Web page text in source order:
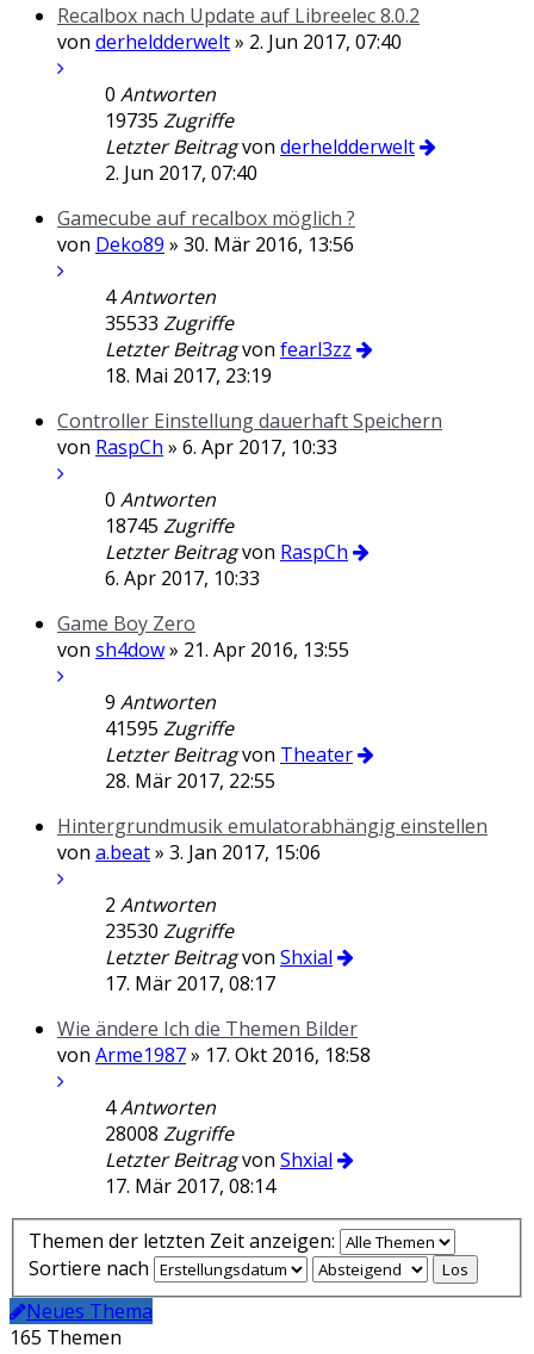
Recalbox nach Update auf Libreelec 8.0.2
von derheldderwelt» 2. Jun 2017, 07:40
0 Antworten
19735 Zugriffe
Letzter Beitragvon derheldderwelt
2. Jun 2017, 07:40
Gamecube auf recalbox möglich ?
von Deko89 » 30. Mär 2016, 13:56
4Antworten
35533 Zugriffe
Letzter Beitragvon fearl3zz
18. Mai 2017, 23:19
Controller Einstellung dauerhaft Speichern
von RaspCh » 6. Apr 2017, 10:33
0 Antworten
18745 Zugriffe
Letzter Beitragvon RaspCh
6. Apr 2017, 10:33
Game Boy Zero
von sh4dow» 21. Apr 2016, 13:55
9 Antworten
41595 Zugriffe
Letzter Beitragvon Theater
28. Mär 2017, 22:55
Hintergrundmusik emulatorabhängig einstellen
von a.beat» 3. Jan 2017, 15:06
2 Antworten
23530 Zugriffe
Letzter Beitragvon Shxial
17. Mär 2017, 08:17
Wie ändere Ich die Themen Bilder
von Arme1987» 17. Okt 2016, 18:58
4Antworten
28008 Zugriffe
Letzter Beitragvon Shxial
17. Mär 2017, 08:14
Themen der letzten Zeit anzeigen:
Sortiere nach
Neues Thema
165 Themen